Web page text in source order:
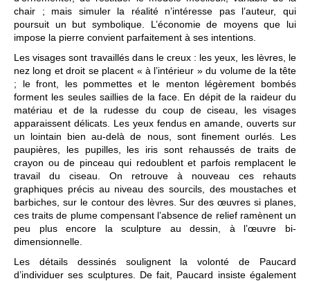
chair ; mais simuler la réalité n’intéresse pas l’auteur, qui
poursuit un but symbolique. L’économie de moyens que lui
impose la pierre convient parfaitement à ses intentions.
Les visages sont travaillés dans le creux : les yeux, les lèvres, le
nez long et droit se placent « à l’intérieur » du volume de la tête
; le front, les pommettes et le menton légèrement bombés
forment les seules saillies de la face. En dépit de la raideur du
matériau et de la rudesse du coup de ciseau, les visages
apparaissent délicats. Les yeux fendus en amande, ouverts sur
un lointain bien au-delà de nous, sont finement ourlés. Les
paupières, les pupilles, les iris sont rehaussés de traits de
crayon ou de pinceau qui redoublent et parfois remplacent le
travail du ciseau. On retrouve à nouveau ces rehauts
graphiques précis au niveau des sourcils, des moustaches et
barbiches, sur le contour des lèvres. Sur des œuvres si planes,
ces traits de plume compensant l’absence de relief ramènent un
peu plus encore la sculpture au dessin, à l’œuvre bi-
dimensionnelle.
Les détails dessinés soulignent la volonté de Paucard
d’individuer ses sculptures. De fait, Paucard insiste également